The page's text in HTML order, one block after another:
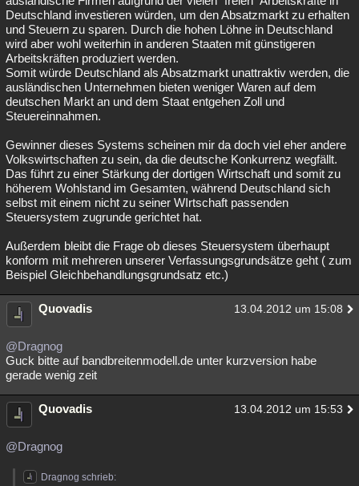
Deutschland investieren würden, um den Absatzmarkt zu erhalten
und Steuern zu sparen. Durch die hohen Löhne in Deutschland
wird aber wohl weiterhin in anderen Staaten mit günstigeren
Arbeitskräften produziert werden.
Somit würde Deutschland als Absatzmarkt unattraktiv werden, die
ausländischen Unternehmen bieten weniger Waren auf dem
deutschen Markt an und dem Staat entgehen Zoll und
Steuereinnahmen.
Gewinner dieses Systems scheinen mir da doch viel eher andere
Volkswirtschaften zu sein, da die deutsche Konkurrenz wegfällt.
Das führt zu einer Stärkung der dortigen Wirtschaft und somit zu
höherem Wohlstand im Gesamten, während Deutschland sich
selbst mit einem nicht zu seiner WIrtschaft passenden
Steuersystem zugrunde gerichtet hat.
Außerdem bleibt die Frage ob dieses Steuersystem überhaupt
konform mit mehreren unserer Verfassungsgrundsätze geht ( zum
Beispiel Gleichbehandlungsgrundsatz etc.)
Quovadis 13.04.2012 um 15:08
@Dragnog
Guck bitte auf bandbreitenmodell.de unter kurzversion habe
gerade wenig zeit
Quovadis 13.04.2012 um 15:53
@Dragnog
Dragnog schrieb: